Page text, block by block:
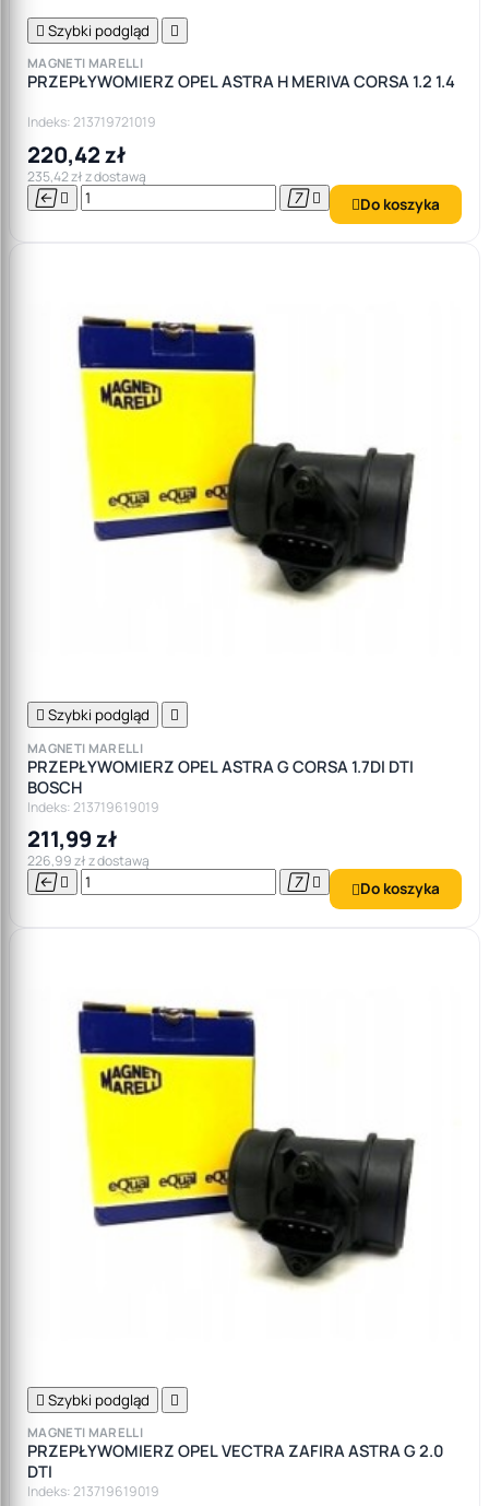
 Szybki podgląd 
MAGNETI MARELLI
PRZEPŁYWOMIERZ OPEL ASTRA H MERIVA CORSA 1.2 1.4
Indeks: 213719721019
220,42 zł
235,42 zł z dostawą
    Do koszyka
 Szybki podgląd 
MAGNETI MARELLI
PRZEPŁYWOMIERZ OPEL ASTRA G CORSA 1.7DI DTI
BOSCH
Indeks: 213719619019
211,99 zł
226,99 zł z dostawą
    Do koszyka
 Szybki podgląd 
MAGNETI MARELLI
PRZEPŁYWOMIERZ OPEL VECTRA ZAFIRA ASTRA G 2.0
DTI
Indeks: 213719619019